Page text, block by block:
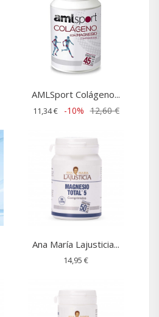
AMLSport Colágeno...
11,34 € -10% 12,60 €
Ana María Lajusticia...
14,95 €